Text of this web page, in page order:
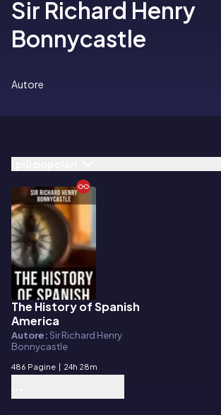
Sir Richard Henry
Bonnycastle
Autore
E-book
The History of Spanish
America
Autore:Sir Richard Henry
Bonnycastle
486 Pagine | 24h 28m